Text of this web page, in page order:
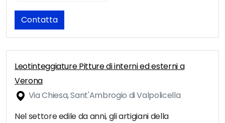
Contatta
Leotinteggiature Pitture di interni ed esterni a
Verona
Via Chiesa, Sant'Ambrogio di Valpolicella
Nel settore edile da anni, gli artigiani della